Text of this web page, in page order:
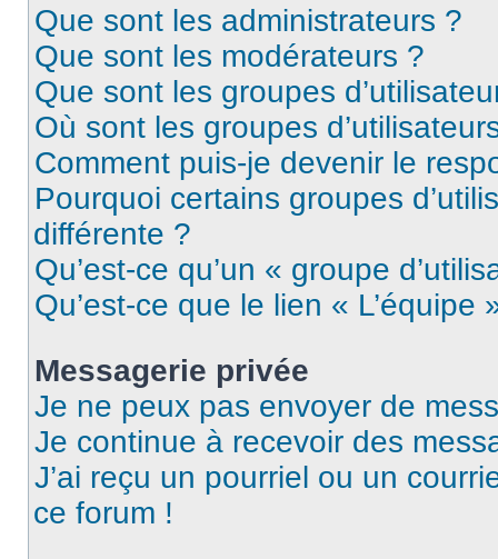
Que sont les administrateurs ?
Que sont les modérateurs ?
Que sont les groupes
Où sont les groupes
Comment puis-je devenir le
Pourquoi certains groupes
différente ?
Qu’est-ce qu’un « groupe
Qu’est-ce que le lien « L’équipe
Messagerie privée
Je ne peux pas envoyer de
Je continue à recevoir des
J’ai reçu un pourriel ou un
ce forum !